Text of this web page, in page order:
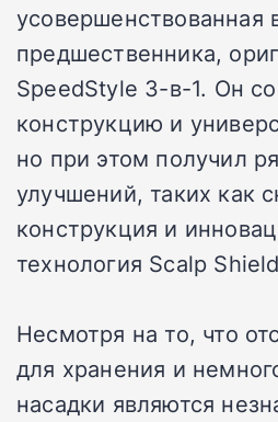
усовершенствованная
предшественника,
SpeedStyle 3-в-1. Он
конструкцию и
но при этом получил
улучшений, таких как
конструкция и
технология Scalp
Несмотря на то, что
для хранения и
насадки являются